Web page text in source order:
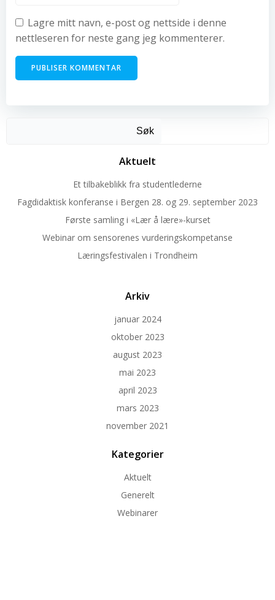
Lagre mitt navn, e-post og nettside i denne
nettleseren for neste gang jeg kommenterer.
Søk
Aktuelt
Et tilbakeblikk fra studentlederne
Fagdidaktisk konferanse i Bergen 28. og 29. september 2023
Første samling i «Lær å lære»-kurset
Webinar om sensorenes vurderingskompetanse
Læringsfestivalen i Trondheim
Arkiv
januar 2024
oktober 2023
august 2023
mai 2023
april 2023
mars 2023
november 2021
Kategorier
Aktuelt
Generelt
Webinarer